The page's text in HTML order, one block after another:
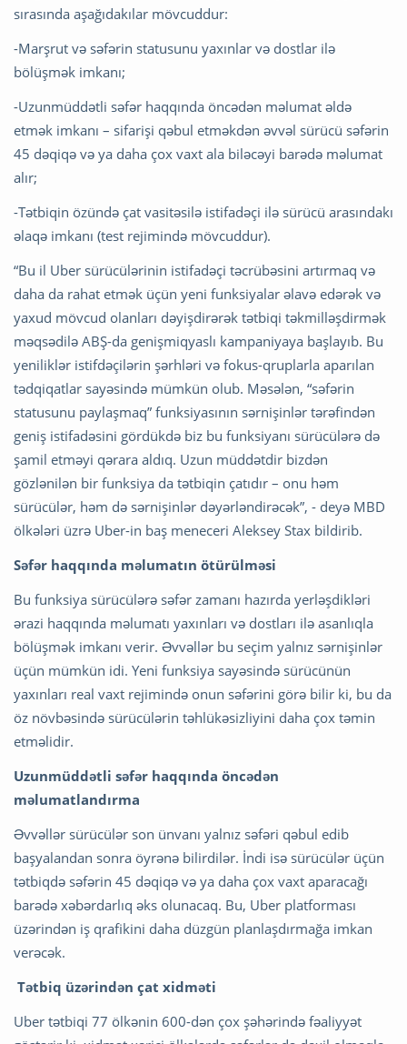
sırasında aşağıdakılar mövcuddur:
-Marşrut və səfərin statusunu yaxınlar və dostlar ilə
bölüşmək imkanı;
-Uzunmüddətli səfər haqqında öncədən məlumat əldə
etmək imkanı – sifarişi qəbul etməkdən əvvəl sürücü səfərin
45 dəqiqə və ya daha çox vaxt ala biləcəyi barədə məlumat
alır;
-Tətbiqin özündə çat vasitəsilə istifadəçi ilə sürücü arasındakı
əlaqə imkanı (test rejimində mövcuddur).
“Bu il Uber sürücülərinin istifadəçi təcrübəsini artırmaq və
daha da rahat etmək üçün yeni funksiyalar əlavə edərək və
yaxud mövcud olanları dəyişdirərək tətbiqi təkmilləşdirmək
məqsədilə ABŞ-da genişmiqyaslı kampaniyaya başlayıb. Bu
yeniliklər istifdəçilərin şərhləri və fokus-qruplarla aparılan
tədqiqatlar sayəsində mümkün olub. Məsələn, “səfərin
statusunu paylaşmaq” funksiyasının sərnişinlər tərəfindən
geniş istifadəsini gördükdə biz bu funksiyanı sürücülərə də
şamil etməyi qərara aldıq. Uzun müddətdir bizdən
gözlənilən bir funksiya da tətbiqin çatıdır – onu həm
sürücülər, həm də sərnişinlər dəyərləndirəcək”, - deyə MBD
ölkələri üzrə Uber-in baş meneceri Aleksey Stax bildirib.
Səfər haqqında məlumatın ötürülməsi
Bu funksiya sürücülərə səfər zamanı hazırda yerləşdikləri
ərazi haqqında məlumatı yaxınları və dostları ilə asanlıqla
bölüşmək imkanı verir. Əvvəllər bu seçim yalnız sərnişinlər
üçün mümkün idi. Yeni funksiya sayəsində sürücünün
yaxınları real vaxt rejimində onun səfərini görə bilir ki, bu da
öz növbəsində sürücülərin təhlükəsizliyini daha çox təmin
etməlidir.
Uzunmüddətli səfər haqqında öncədən
məlumatlandırma
Əvvəllər sürücülər son ünvanı yalnız səfəri qəbul edib
başyalandan sonra öyrənə bilirdilər. İndi isə sürücülər üçün
tətbiqdə səfərin 45 dəqiqə və ya daha çox vaxt aparacağı
barədə xəbərdarlıq əks olunacaq. Bu, Uber platforması
üzərindən iş qrafikini daha düzgün planlaşdırmağa imkan
verəcək.
Tətbiq üzərindən çat xidməti
Uber tətbiqi 77 ölkənin 600-dən çox şəhərində fəaliyyət